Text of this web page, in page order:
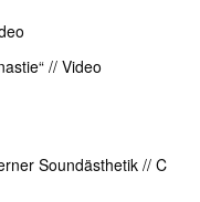
// Video
Soundästhetik // C